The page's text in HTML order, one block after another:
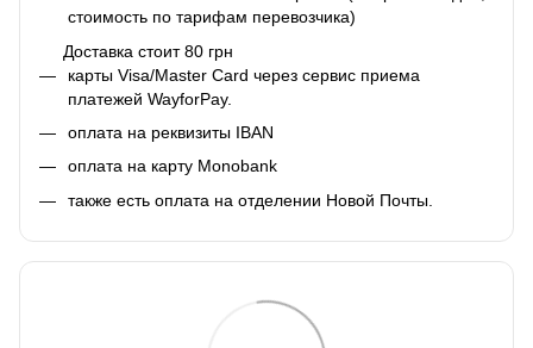
стоимость по тарифам перевозчика)
Доставка стоит 80 грн
карты Visa/Master Card через сервис приема
платежей WayforPay.
оплата на реквизиты IBAN
оплата на карту Monobank
также есть оплата на отделении Новой Почты.